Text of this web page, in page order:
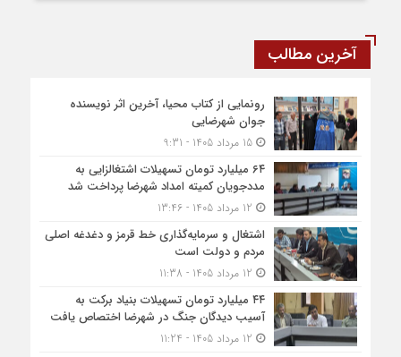
آخرین مطالب
رونمایی از کتاب محیا، آخرین اثر نویسنده
جوان شهرضایی
15 مرداد 1405 - 9:31
۶۴ میلیارد تومان تسهیلات اشتغالزایی به
مددجویان کمیته امداد شهرضا پرداخت شد
اشتغال و سرمایه‌گذاری خط قرمز و دغدغه اصلی
مردم و دولت است
۴۴ میلیارد تومان تسهیلات بنیاد برکت به
آسیب دیدگان جنگ در شهرضا اختصاص یافت